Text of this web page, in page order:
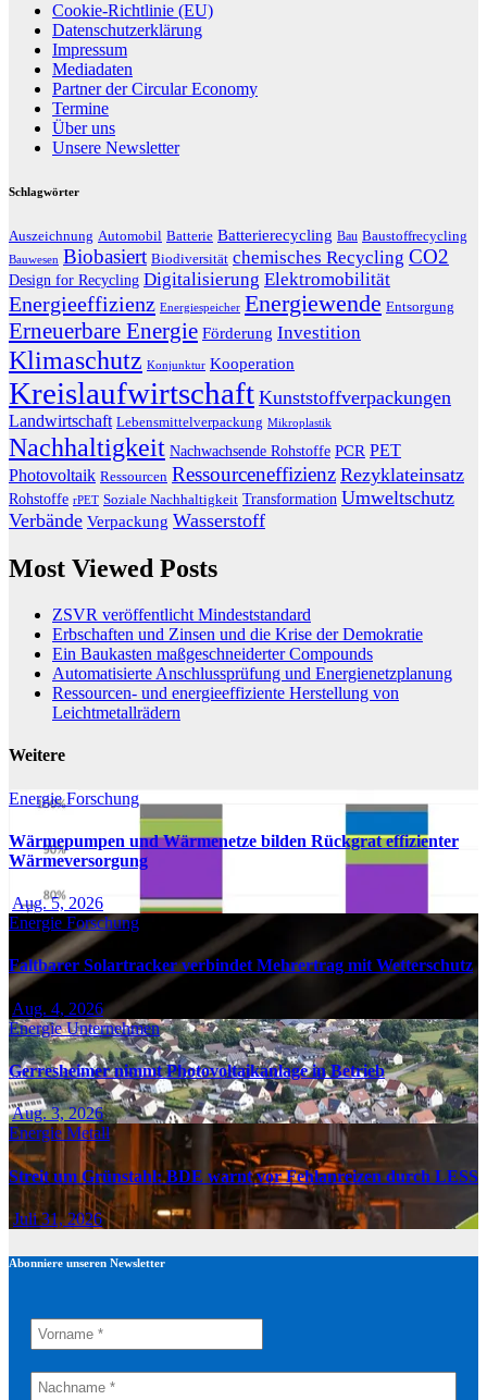
Cookie-Richtlinie (EU)
Datenschutzerklärung
Impressum
Mediadaten
Partner der Circular Economy
Termine
Über uns
Unsere Newsletter
Schlagwörter
Auszeichnung Automobil Batterie Batterierecycling Bau Baustoffrecycling
Bauwesen Biobasiert Biodiversität chemisches Recycling CO2
Design for Recycling Digitalisierung Elektromobilität
Energieeffizienz Energiespeicher Energiewende Entsorgung
Erneuerbare Energie Förderung Investition
Klimaschutz Konjunktur Kooperation
Kreislaufwirtschaft Kunststoffverpackungen
Landwirtschaft Lebensmittelverpackung Mikroplastik
Nachhaltigkeit Nachwachsende Rohstoffe PCR PET
Photovoltaik Ressourcen Ressourceneffizienz Rezyklateinsatz
Rohstoffe rPET Soziale Nachhaltigkeit Transformation Umweltschutz
Verbände Verpackung Wasserstoff
Most Viewed Posts
ZSVR veröffentlicht Mindeststandard
Erbschaften und Zinsen und die Krise der Demokratie
Ein Baukasten maßgeschneiderter Compounds
Automatisierte Anschlussprüfung und Energienetzplanung
Ressourcen- und energieeffiziente Herstellung von
Leichtmetallrädern
Weitere
EnergieForschung
Wärmepumpen und Wärmenetze bilden Rückgrat effizienter
Wärmeversorgung
Aug. 5, 2026
Energie Forschung
Faltbarer Solartracker verbindet Mehrertrag mit Wetterschutz
Aug. 4, 2026
EnergieUnternehmen
Gerresheimer nimmt Photovoltaikanlage in Betrieb
Aug. 3, 2026
Energie Metall
Streit um Grünstahl: BDE warnt vor Fehlanreizen durch LESS
Juli 31, 2026
Abonniere unseren Newsletter